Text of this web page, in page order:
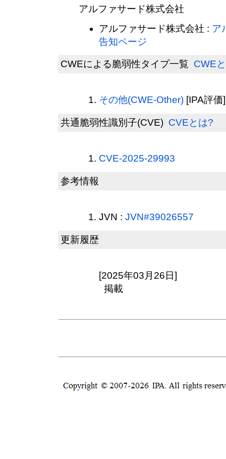
アルファサード株式会社
アルファサード株式会社 : ア
告知ページ
CWEによる脆弱性タイプ一覧 CWE
その他(CWE-Other) [IPA評価]
共通脆弱性識別子(CVE) CVEとは?
CVE-2025-29993
参考情報
JVN : JVN#39026557
更新履歴
[2025年03月26日]
掲載